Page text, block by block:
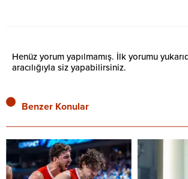
Henüz yorum yapılmamış. İlk yorumu
aracılığıyla siz yapabilirsiniz.
Benzer Konular